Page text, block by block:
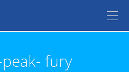
peak- fury